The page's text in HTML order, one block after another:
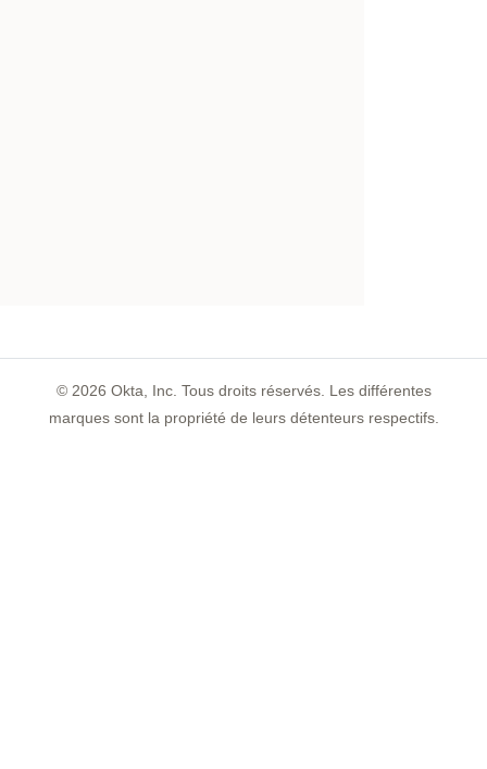
© 2026 Okta, Inc. Tous droits réservés. Les différentes
marques sont la propriété de leurs détenteurs respectifs.